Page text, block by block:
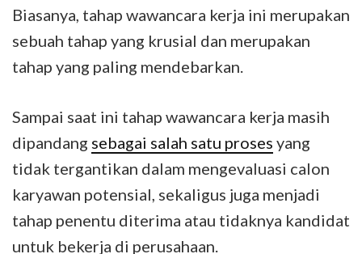
Biasanya, tahap wawancara kerja ini merupakan
sebuah tahap yang krusial dan merupakan
tahap yang paling mendebarkan.
Sampai saat ini tahap wawancara kerja masih
dipandang sebagai salah satu proses yang
tidak tergantikan dalam mengevaluasi calon
karyawan potensial, sekaligus juga menjadi
tahap penentu diterima atau tidaknya kandidat
untuk bekerja di perusahaan.